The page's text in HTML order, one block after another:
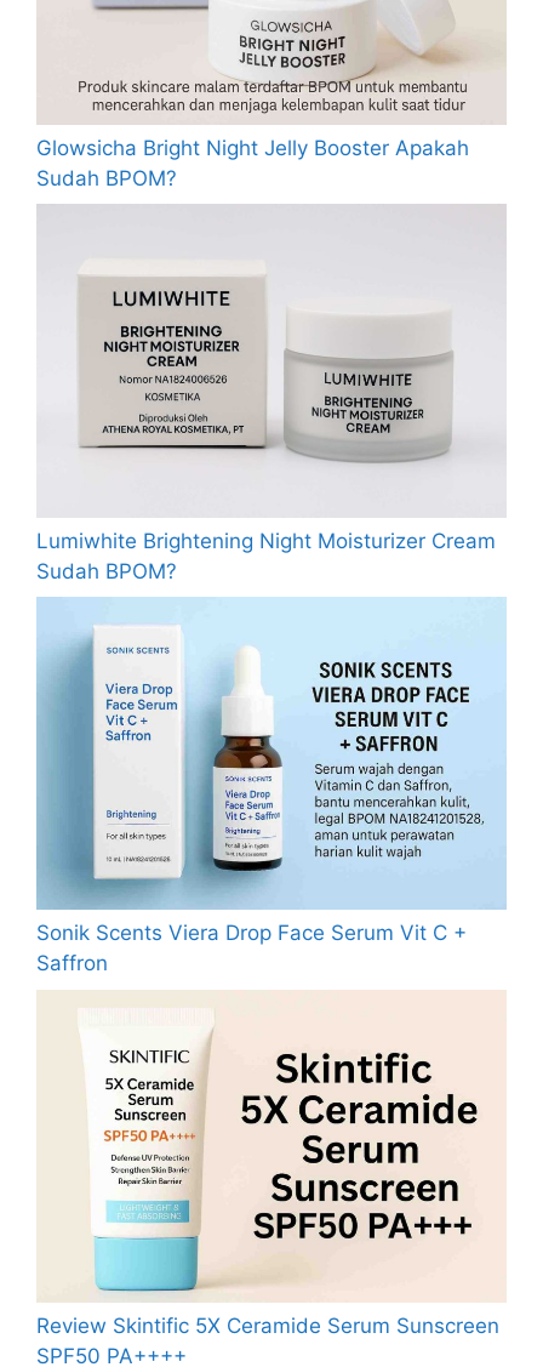
Glowsicha Bright Night Jelly Booster Apakah
Sudah BPOM?
Lumiwhite Brightening Night Moisturizer Cream
Sudah BPOM?
Sonik Scents Viera Drop Face Serum Vit C +
Saffron
Review Skintific 5X Ceramide Serum Sunscreen
SPF50 PA++++